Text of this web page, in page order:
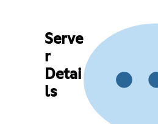
Serve
r
Detai
ls